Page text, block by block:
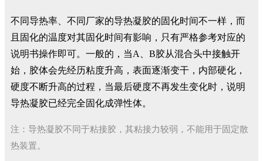
不同导热率、不同厂家的导热凝胶的固化时间不一样，而
且固化的温度对其固化时间有影响，只有严格参考对应的
说明书操作即可。一般的，当A、B胶从混合头中接触开
始，胶体会先经历粘度升高，表面逐渐变干，内部硬化，
硬度不断升高的过程，当最后硬度不再发生变化时，说明
导热凝胶已经完全固化成弹性体。
注：导热凝胶不同于粘接胶，其粘接力较弱，不能用于固定散
热装置。